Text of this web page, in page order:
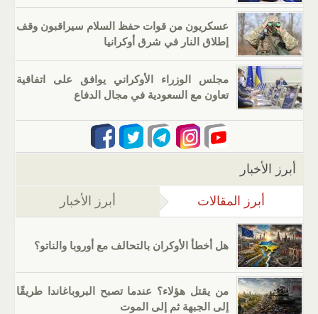
عسكريون من قوات حفظ السلام سيراقبون وقف
إطلاق النار في شرق أوكرانيا
مجلس الوزراء الأوكراني يوافق على اتفاقية
تعاون مع السعودية في مجال الدفاع
أبرز الأخبار
أبرز المقالات (علامة التبويب النشطة)
أبرز الأخبار
هل أخطأ الأوكران بالتحالف مع أوروبا والناتو؟
من يقتل هؤلاء؟ عندما تصبح البروباغاندا طريقًا
إلى الجبهة ثم إلى الموت